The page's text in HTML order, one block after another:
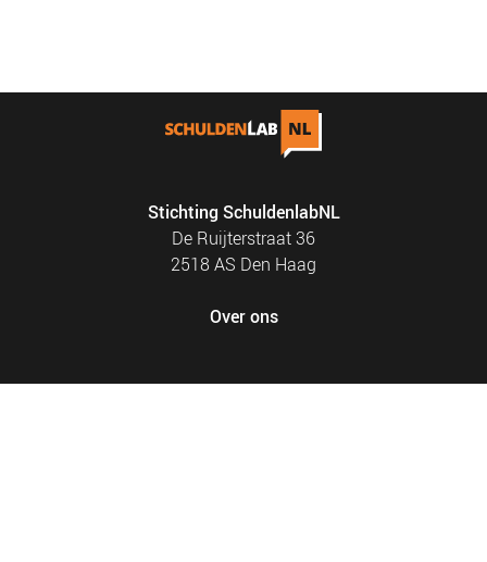
Stichting SchuldenlabNL
De Ruijterstraat 36
2518 AS Den Haag
Over ons